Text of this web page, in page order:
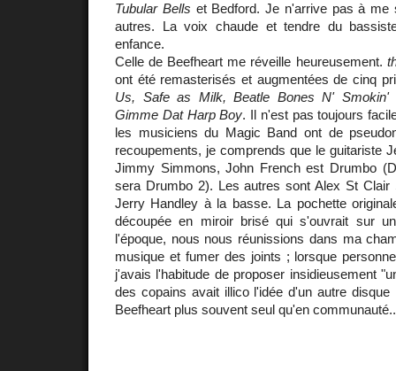
Tubular Bells et Bedford. Je n'arrive pas à me
autres. La voix chaude et tendre du
enfance.
Celle de Beefheart me réveille heureusement.
ont été remasterisés et augmentées de cinq
Us, Safe as Milk, Beatle Bones N' Smokin'
Gimme Dat Harp Boy. Il n'est pas toujours
les musiciens du Magic Band ont de
recoupements, je comprends que le guitariste
Jimmy Simmons, John French est Drumbo
sera Drumbo 2). Les autres sont Alex St Clair
Jerry Handley à la basse. La pochette
découpée en miroir brisé qui s'ouvrait sur
l'époque, nous nous réunissions dans ma
musique et fumer des joints ; lorsque
j'avais l'habitude de proposer insidieusement
des copains avait illico l'idée d'un autre
Beefheart plus souvent seul qu'en